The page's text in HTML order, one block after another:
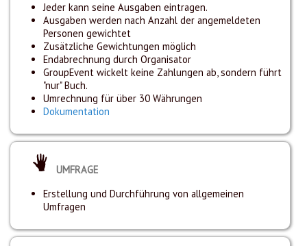
Jeder kann seine Ausgaben eintragen.
Ausgaben werden nach Anzahl der angemeldeten
Personen gewichtet
Zusätzliche Gewichtungen möglich
Endabrechnung durch Organisator
GroupEvent wickelt keine Zahlungen ab, sondern führt
"nur" Buch.
Umrechnung für über 30 Währungen
Dokumentation
UMFRAGE
Erstellung und Durchführung von allgemeinen
Umfragen